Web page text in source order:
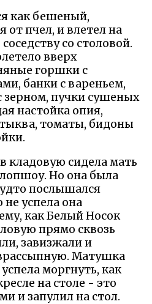
как бешеный,
от пчел, и влетел на
со столовой.
вверх
горшки с
банки с вареньем,
пучки сушеных
настойка опия,
томаты, бидоны
кладовую сидела мать
Но она была
послышался
успела она
как Белый Носок
прямо сквозь
завизжали и
Матушка
моргнуть, как
на столе - это
и запулил на стол.